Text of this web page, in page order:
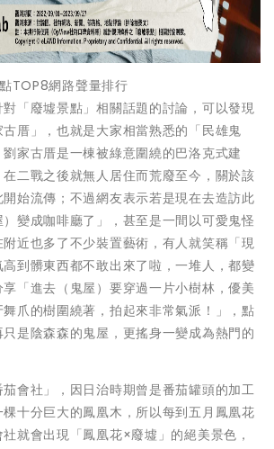
TOP8網路聲量排行
「廢墟景點」相關話題的討論，可以發現
厝」，也就是大家相當熟悉的「民雄鬼
家古厝是一棟被綠意圍繞的巴洛克式建
二戰之後就無人居住而荒廢至今，關於該
始流傳；不過網友表示若是現在去造訪此
變成咖啡廳了」，甚至是一間以可愛鬼怪
近也多了不少裝置藝術，有人就笑稱「現
到髒東西都不敢出來了啦，一堆人，都變
「進去（鬼屋）要穿過一片小樹林，優美
爪的樹圍繞著，拍起來非常氣派！」，點
是陰森森的鬼屋，更搖身一變成為熱門的
會社」，因日治時期曾是番茄罐頭的加工
十分巨大的鳳凰木，所以每到五月鳳凰花
就會出現「鳳凰花×廢墟」的絕美景色，